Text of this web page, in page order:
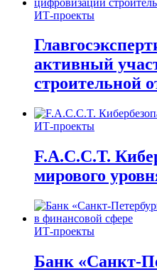
ИТ-проекты
активный
строительной
ИТ-проекты
F.A.C.C.T.
мирового
ИТ-проекты
Банк «Санкт-